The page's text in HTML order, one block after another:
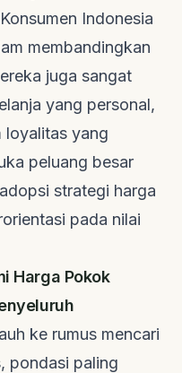
Indonesia
membandingkan
juga sangat
yang personal,
loyalitas yang
peluang besar
strategi harga
pada nilai
Harga Pokok
ke rumus mencari
pondasi paling